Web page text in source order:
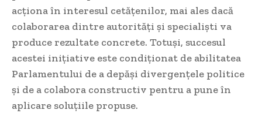
acționa în interesul cetățenilor, mai ales dacă
colaborarea dintre autorități și specialiști va
produce rezultate concrete. Totuși, succesul
acestei inițiative este condiționat de abilitatea
Parlamentului de a depăși divergențele politice
și de a colabora constructiv pentru a pune în
aplicare soluțiile propuse.